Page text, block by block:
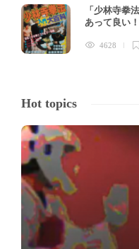
「少林寺拳
あって良い！
4628
Hot topics